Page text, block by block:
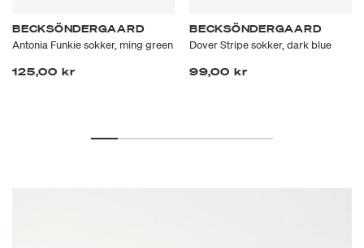
BECKSÖNDERGAARD
Antonia Funkie sokker, ming green
125,00 kr
BECKSÖNDERGAARD
Dover Stripe sokker, dark blue
99,00 kr